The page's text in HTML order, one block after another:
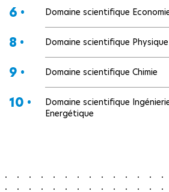
6 • Domaine scientifique
8 • Domaine scientifique Physique
9 • Domaine scientifique Chimie
10 •
Domaine scientifique
Energétique